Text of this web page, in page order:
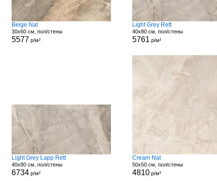
Beige Nat
30x60 см, пол/стены
5577 р/м²
Light Grey Rett
40x80 см, пол/стены
5761 р/м²
Light Grey Lapp Rett
40x80 см, пол/стены
6734р/м²
Cream Nat
50x50 см, пол/стены
4810р/м²